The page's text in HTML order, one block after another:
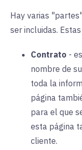
Hay varias
ser incluidas.
Contrato -
nombre de
toda la
página
para el que
esta página
cliente.